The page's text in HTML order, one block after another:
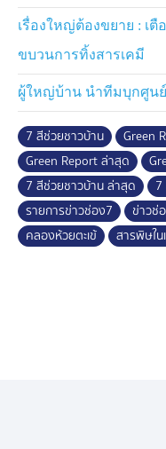
#7สีช่วยชาวบ้าน
เรื่องใหญ่ต้องขยาย : เ
ขบวนการทิ้งสารเคมี
ผู้ใหญ่บ้าน นำทีมบุกศูน
7 สีช่วยชาวบ้าน Green
Green Report ล่าสุด
7 สีช่วยชาวบ้าน ล่าสุด
7
รายการข่าวช่อง7
ข่าวช่
คลองห้วยตะเข้
สารพิษใ